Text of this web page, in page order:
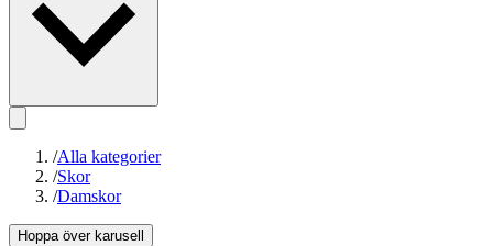
/Alla kategorier
/Skor
/Damskor
Hoppa över karusell